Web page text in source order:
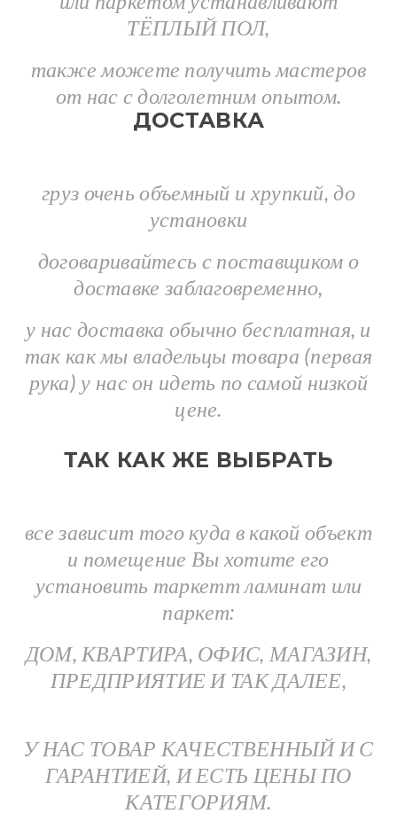
ТЁПЛЫЙ ПОЛ,
также можете получить мастеров
от нас с долголетним опытом.
ДОСТАВКА
груз очень объемный и хрупкий, до
установки
договаривайтесь с поставщиком о
доставке заблаговременно,
у нас доставка обычно бесплатная, и
так как мы владельцы товара (первая
рука) у нас он идеть по самой низкой
цене.
ТАК КАК ЖЕ ВЫБРАТЬ
все зависит того куда в какой объект
и помещение Вы хотите его
установить таркетт ламинат или
паркет:
ДОМ, КВАРТИРА, ОФИС, МАГАЗИН,
ПРЕДПРИЯТИЕ И ТАК ДАЛЕЕ,
У НАС ТОВАР КАЧЕСТВЕННЫЙ И С
ГАРАНТИЕЙ, И ЕСТЬ ЦЕНЫ ПО
КАТЕГОРИЯМ.